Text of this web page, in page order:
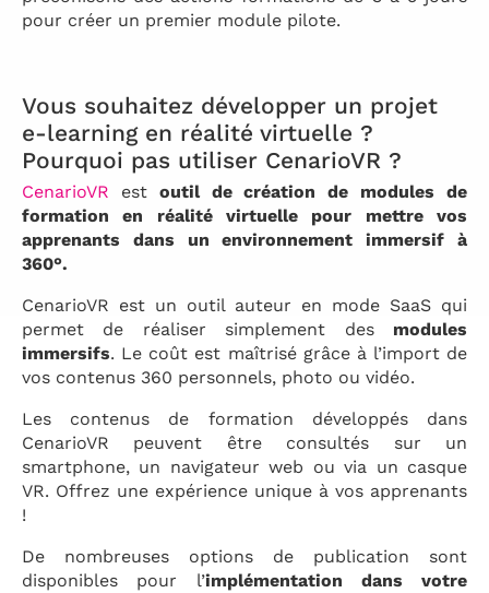
pour créer un premier module pilote.
Vous souhaitez développer un projet
e-learning en réalité virtuelle ?
Pourquoi pas utiliser CenarioVR ?
CenarioVR est outil de création de modules de
formation en réalité virtuelle pour mettre vos
apprenants dans un environnement immersif à
360°.
CenarioVR est un outil auteur en mode SaaS qui
permet de réaliser simplement des modules
immersifs. Le coût est maîtrisé grâce à l’import de
vos contenus 360 personnels, photo ou vidéo.
Les contenus de formation développés dans
CenarioVR peuvent être consultés sur un
smartphone, un navigateur web ou via un casque
VR. Offrez une expérience unique à vos apprenants
!
De nombreuses options de publication sont
disponibles pour l’implémentation dans votre